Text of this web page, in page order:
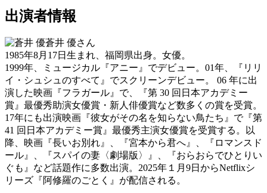
出演者情報
蒼井 優さん
1985年8月17日生まれ、福岡県出身。女優。
1999年、ミュージカル『アニー』でデビュー。01年、『リリ
イ・シュシュのすべて』でスクリーンデビュー。 06 年に出
演した映画『フラガール』で、『第 30 回日本アカデミー
賞』最優秀助演女優賞・新人俳優賞など数多くの賞を受賞。
17年にも出演映画『彼女がその名を知らない鳥たち』で『第
41 回日本アカデミー賞』最優秀主演女優賞を受賞する。以
降、映画『長いお別れ』、『宮本から君へ』、『ロマンスド
ール』、『スパイの妻〈劇場版〉』、『おらおらでひとりい
ぐも』など話題作に多数出演。2025年１月9日からNetflixシ
リーズ『阿修羅のごとく』が配信される。